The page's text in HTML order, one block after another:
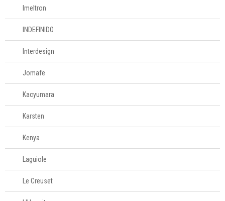
Imeltron
INDEFINIDO
Interdesign
Jomafe
Kacyumara
Karsten
Kenya
Laguiole
Le Creuset